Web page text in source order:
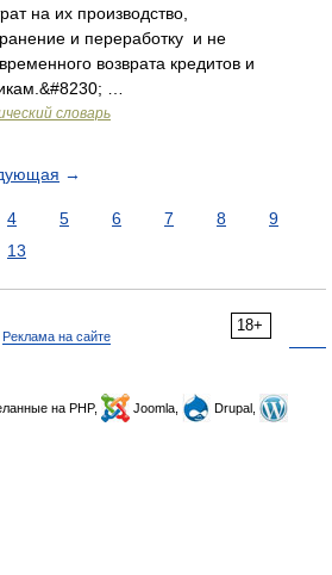
на их производство,
и переработку и не
возврата кредитов и
…
словарь
→
4 5 6 7 8
9
13
18+
Реклама на сайте
на PHP, Joomla,
Drupal,